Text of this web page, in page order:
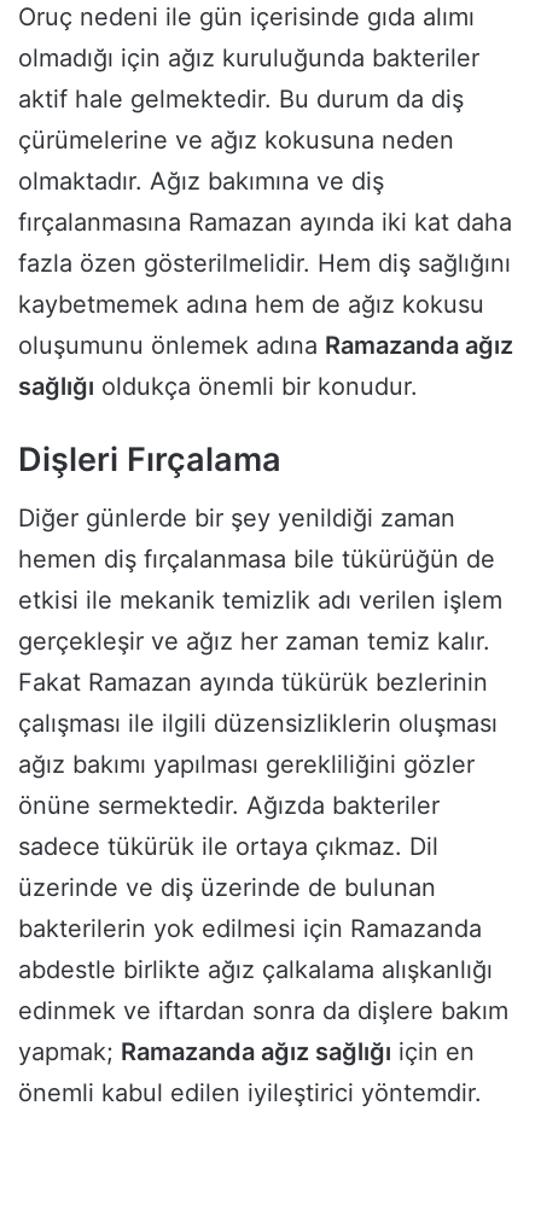
Oruç nedeni ile gün içerisinde gıda alımı
olmadığı için ağız kuruluğunda bakteriler
aktif hale gelmektedir. Bu durum da diş
çürümelerine ve ağız kokusuna neden
olmaktadır. Ağız bakımına ve diş
fırçalanmasına Ramazan ayında iki kat daha
fazla özen gösterilmelidir. Hem diş sağlığını
kaybetmemek adına hem de ağız kokusu
oluşumunu önlemek adına Ramazanda ağız
sağlığı oldukça önemli bir konudur.
Dişleri Fırçalama
Diğer günlerde bir şey yenildiği zaman
hemen diş fırçalanmasa bile tükürüğün de
etkisi ile mekanik temizlik adı verilen işlem
gerçekleşir ve ağız her zaman temiz kalır.
Fakat Ramazan ayında tükürük bezlerinin
çalışması ile ilgili düzensizliklerin oluşması
ağız bakımı yapılması gerekliliğini gözler
önüne sermektedir. Ağızda bakteriler
sadece tükürük ile ortaya çıkmaz. Dil
üzerinde ve diş üzerinde de bulunan
bakterilerin yok edilmesi için Ramazanda
abdestle birlikte ağız çalkalama alışkanlığı
edinmek ve iftardan sonra da dişlere bakım
yapmak; Ramazanda ağız sağlığı için en
önemli kabul edilen iyileştirici yöntemdir.